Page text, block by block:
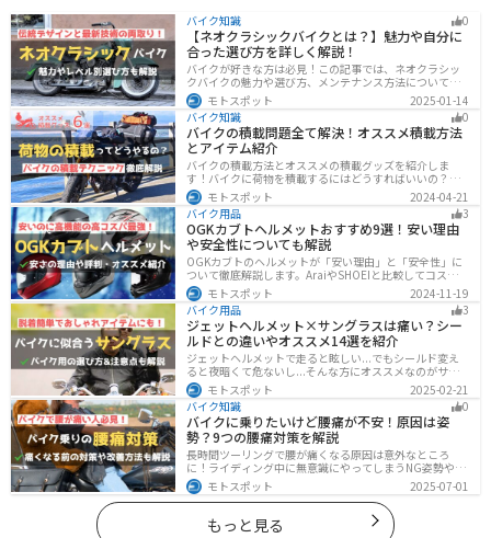
バイク知識 0
【ネオクラシックバイクとは？】魅力や自分に
合った選び方を詳しく解説！
バイクが好きな方は必見！この記事では、ネオクラシッ
クバイクの魅力や選び方、メンテナンス方法について解
説しています。実はネオクラシックバイクは、見た目と
機能性の両方を求める人に最適なです。この記事を読め
ば、ネオクラシックバイクの魅力が理解できます。
モトスポット
2025-01-14
バイク知識
0
バイクの積載問題全て解決！オススメ積載方法
とアイテム紹介
バイクの積載方法とオススメの積載グッズを紹介しま
す！バイクに荷物を積載するにはどうすればいいの？と
いう疑問はこれで解決！通勤や日帰りツーリング、キャ
ンプツーリングなど用途別にオススメの積載方法を解説
します！オススメの積載アイテムも紹介するので、バイ
クの積載に悩んでいる方は参考にしてください。
モトスポット
2024-04-21
バイク用品
3
OGKカブトヘルメットおすすめ9選！安い理由
や安全性についても解説
OGKカブトのヘルメットが「安い理由」と「安全性」に
ついて徹底解説します。AraiやSHOEIと比較してコスパが
高く、信頼性も兼ね備えたOGKカブトのヘルメット。初
心者ライダーからベテランまでおすすめのモデル9選と、
実際の口コミや評判、選び方も詳しく紹介します。
モトスポット
2024-11-19
バイク用品
3
ジェットヘルメット×サングラスは痛い？シー
ルドとの違いやオススメ14選を紹介
ジェットヘルメットで走ると眩しい...でもシールド変え
ると夜暗くて危ないし...そんな方にオススメなのがサン
グラスです！サングラスなら付け外しが自由で、眩しい
時だけ使えます。バイクを降りてからのファッションと
しても使えるおしゃれアイテムです。
モトスポット
2025-02-21
バイク知識
0
バイクに乗りたいけど腰痛が不安！原因は姿
勢？9つの腰痛対策を解説
長時間ツーリングで腰が痛くなる原因は意外なところ
に！ライディング中に無意識にやってしまうNG姿勢や体
への負担、今すぐ見直せる予防・対策法をわかりやすく
解説。腰痛対策に効果的な便利アイテムも紹介し、快適
で楽しいツーリングをサポートします。
モトスポット 2025-07-01
もっと見る